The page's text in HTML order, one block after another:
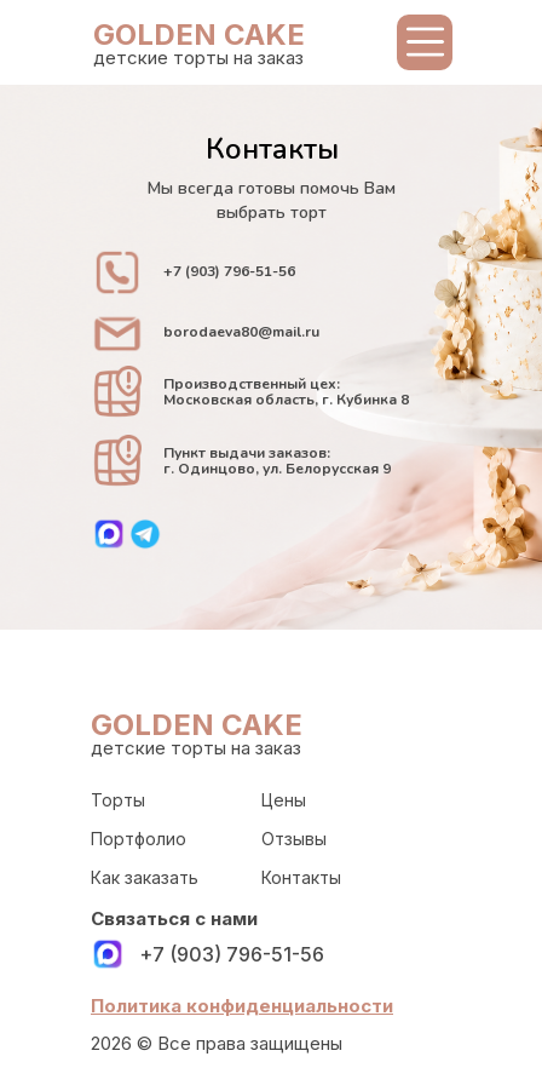
GOLDEN CAKE
детские торты на заказ
+7 (903) 796-51-56
Производственный цех:
Московская область, г. Кубинка 8
Пункт выдачи заказов:
г. Одинцово, ул. Белорусская 9
borodaeva80@mail.ru
Мы всегда готовы помочь Вам
выбрать торт
Контакты
Контакты
Отзывы
Цены
Как заказать
Портфолио
Торты
Политика конфиденциальности
2026 © Все права защищены
+7 (903) 796-51-56
Связаться с нами
GOLDEN CAKE
детские торты на заказ